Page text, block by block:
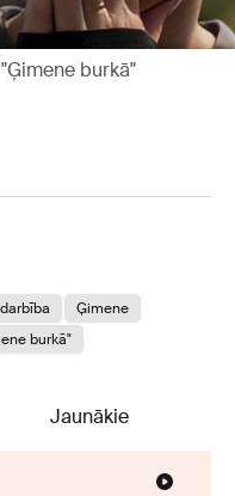
burkā"
Ģimene
burkā"
Jaunākie